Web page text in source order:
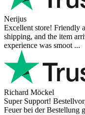
Nerijus
Excellent store! Friendly
shipping, and the item
experience was smoot ...
Richard Möckel
Super Support!
Feuer bei der Bestellung